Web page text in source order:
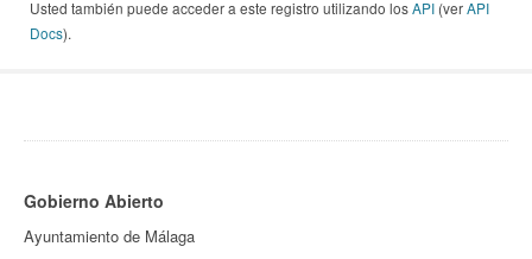
Usted también puede acceder a este registro utilizando losAPI (verAPI
Docs).
Gobierno Abierto
Ayuntamiento de Málaga